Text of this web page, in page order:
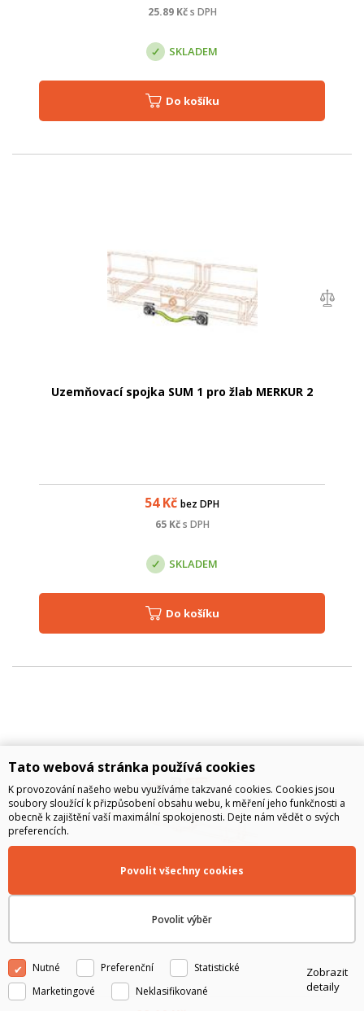
25.89Kč s DPH
SKLADEM
Do košíku
Uzemňovací spojka SUM 1 pro žlab MERKUR 2
54Kč bez DPH
65Kč s DPH
SKLADEM
Do košíku
Tato webová stránka používá cookies
K provozování našeho webu využíváme takzvané cookies. Cookies jsou
soubory sloužící k přizpůsobení obsahu webu, k měření jeho funkčnosti a
obecně k zajištění vaší maximální spokojenosti. Dejte nám vědět o svých
preferencích.
Povolit výběr
Povolit všechny cookies
Nutné Preferenční
Statistické
Marketingové
Neklasifikované
Zobrazit
detaily